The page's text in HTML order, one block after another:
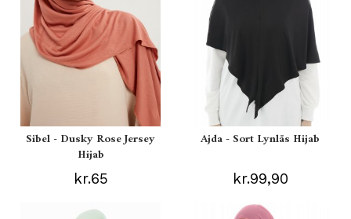
Sibel - Dusky Rose Jersey
Hijab
kr.65
Ajda - Sort Lynlås Hijab
kr.99,90